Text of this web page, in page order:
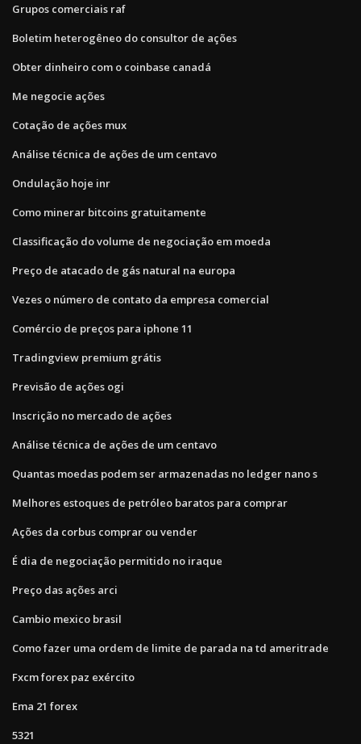
Grupos comerciais raf
Boletim heterogêneo do consultor de ações
Obter dinheiro com o coinbase canadá
Me negocie ações
Cotação de ações mux
Análise técnica de ações de um centavo
Ondulação hoje inr
Como minerar bitcoins gratuitamente
Classificação do volume de negociação em moeda
Preço de atacado de gás natural na europa
Vezes o número de contato da empresa comercial
Comércio de preços para iphone 11
Tradingview premium grátis
Previsão de ações ogi
Inscrição no mercado de ações
Análise técnica de ações de um centavo
Quantas moedas podem ser armazenadas no ledger nano s
Melhores estoques de petróleo baratos para comprar
Ações da corbus comprar ou vender
É dia de negociação permitido no iraque
Preço das ações arci
Cambio mexico brasil
Como fazer uma ordem de limite de parada na td ameritrade
Fxcm forex paz exército
Ema 21 forex
5321